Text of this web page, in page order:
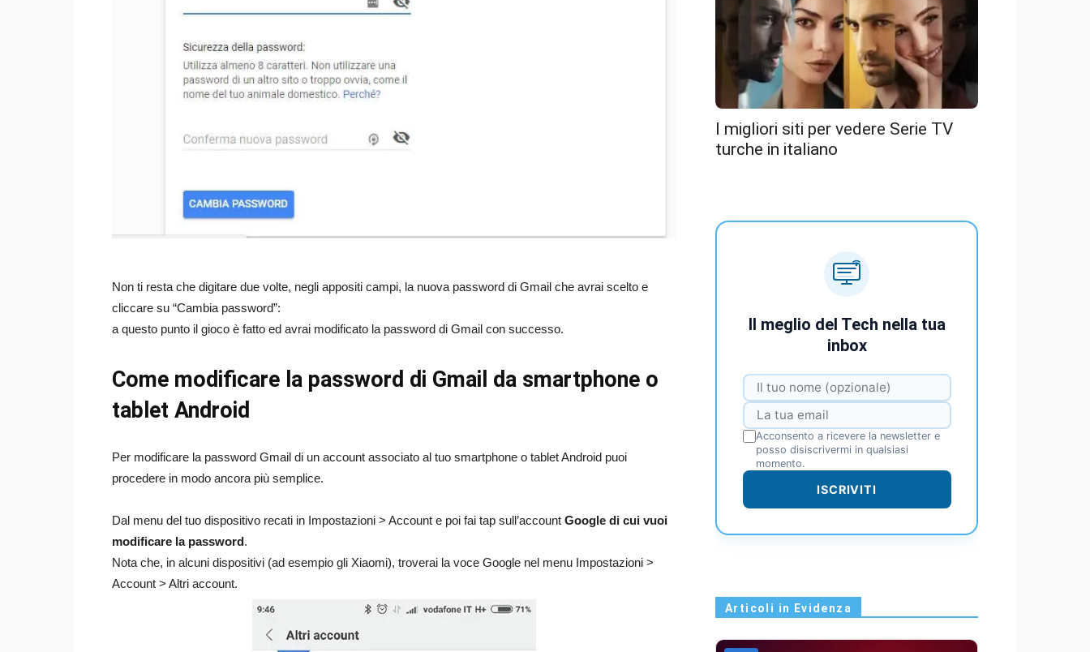
Non ti resta che digitare due volte, negli appositi campi, la nuova password di Gmail che avrai scelto e
cliccare su “Cambia password”:
a questo punto il gioco è fatto ed avrai modificato la password di Gmail con successo.
Come modificare la password di Gmail da smartphone o
tablet Android
Per modificare la password Gmail di un account associato al tuo smartphone o tablet Android puoi
procedere in modo ancora più semplice.
Dal menu del tuo dispositivo recati in Impostazioni > Account e poi fai tap sull’account Google di cui vuoi
modificare la password.
Nota che, in alcuni dispositivi (ad esempio gli Xiaomi), troverai la voce Google nel menu Impostazioni >
Account > Altri account.
I migliori siti per vedere Serie TV
turche in italiano
Il meglio del Tech nella tua
inbox
Acconsento a ricevere la newsletter e
posso disiscrivermi in qualsiasi
momento.
ISCRIVITI
Articoli in Evidenza